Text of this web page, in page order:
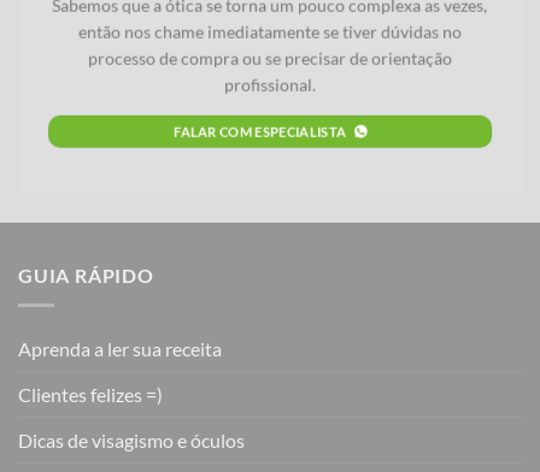
Sabemos que a ótica se torna um pouco complexa as vezes,
então nos chame imediatamente se tiver dúvidas no
processo de compra ou se precisar de orientação
profissional.
FALAR COM ESPECIALISTA
GUIA RÁPIDO
Aprenda a ler sua receita
Clientes felizes =)
Dicas de visagismo e óculos